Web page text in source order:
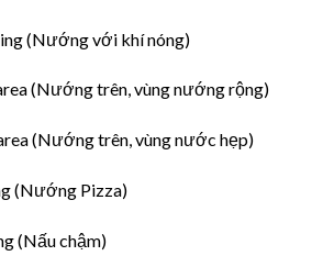
(Nướng với khí nóng)
(Nướng trên, vùng nướng rộng)
(Nướng trên, vùng nước hẹp)
(Nướng Pizza)
(Nấu chậm)